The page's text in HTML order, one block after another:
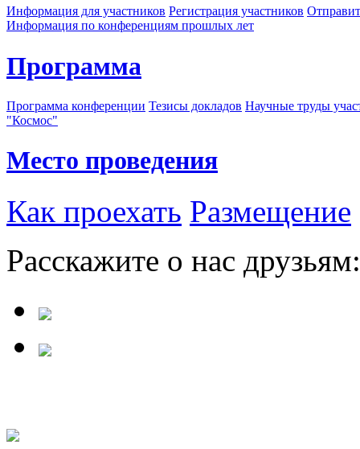
Информация для участников Регистрация участников
Информация по конференциям прошлых лет
Программа
Программа конференции Тезисы докладов Научные труды
"Космос"
Место проведения
Как проехать Размещение
Расскажите о нас друзьям: